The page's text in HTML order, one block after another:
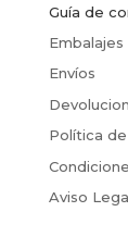
Guía de
Envíos
Política
Aviso